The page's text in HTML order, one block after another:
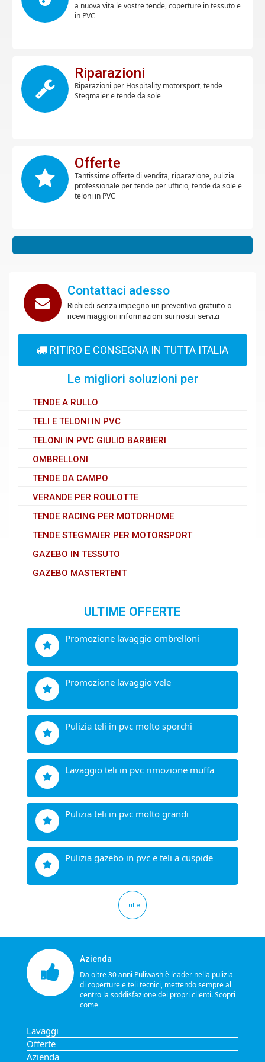
a nuova vita le vostre tende, coperture in tessuto e
in PVC
Riparazioni
Riparazioni per Hospitality motorsport, tende
Stegmaier e tende da sole
Offerte
Tantissime offerte di vendita, riparazione, pulizia
professionale per tende per ufficio, tende da sole e
teloni in PVC
Contattaci adesso
Richiedi senza impegno un preventivo gratuito o
ricevi maggiori informazioni sui nostri servizi
RITIRO E CONSEGNA IN TUTTA ITALIA
Le migliori soluzioni per
TENDE A RULLO
TELI E TELONI IN PVC
TELONI IN PVC GIULIO BARBIERI
OMBRELLONI
TENDE DA CAMPO
VERANDE PER ROULOTTE
TENDE RACING PER MOTORHOME
TENDE STEGMAIER PER MOTORSPORT
GAZEBO IN TESSUTO
GAZEBO MASTERTENT
ULTIME OFFERTE
promozione lavaggio ombrelloni
promozione lavaggio vele
pulizia teli in pvc molto sporchi
lavaggio teli in pvc rimozione muffa
pulizia teli in pvc molto grandi
pulizia gazebo in pvc e teli a cuspide
Tutte
Azienda
Da oltre 30 anni Puliwash è leader nella pulizia
di coperture e teli tecnici, mettendo sempre al
centro la soddisfazione dei propri clienti.Scopri
come
Lavaggi
Offerte
Azienda